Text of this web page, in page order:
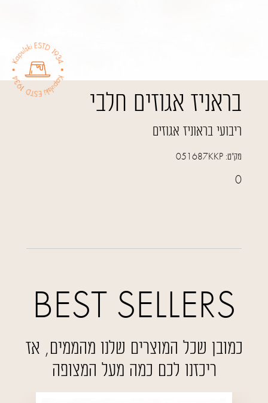
בראניז אגוזים חלבי
ריבועי בראוניז אגוזים
מק"ט: 051687KKP
0
כמובן שכל המוצרים שלנו מהממים, אז
ריכזנו לכם כמה מעל המצופה